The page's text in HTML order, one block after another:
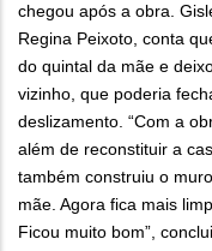
chegou após a obra.
Regina Peixoto, conta
do quintal da mãe e
vizinho, que poderia
deslizamento. “Com a
além de reconstituir a
também construiu o
mãe. Agora fica mais
Ficou muito bom”,